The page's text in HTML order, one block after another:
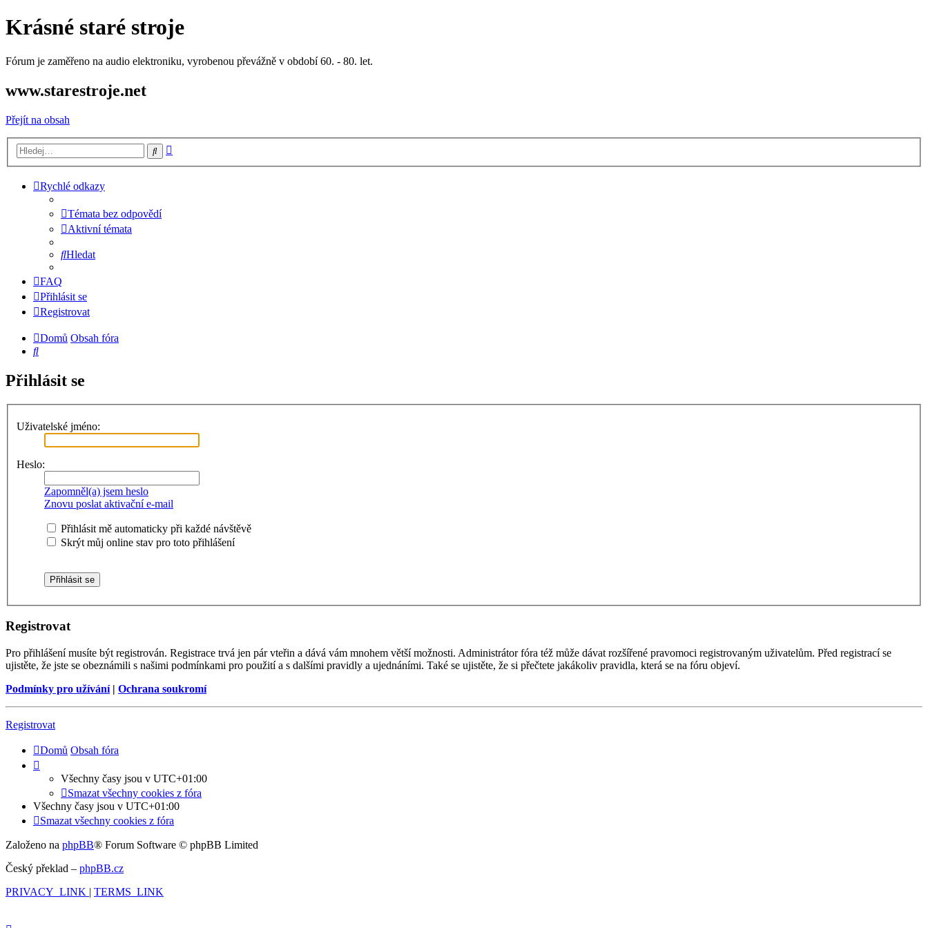
Krásné staré stroje
Fórum je zaměřeno na audio elektroniku, vyrobenou převážně v období 60. - 80. let.
www.starestroje.net
Přejít na obsah
Hledat
Rychlé odkazy
Témata bez odpovědí
Aktivní témata
Hledat
FAQ
Přihlásit se
Registrovat
Domů Obsah fóra
Hledat
Přihlásit se
Uživatelské jméno:
Heslo:
Zapomněl(a) jsem heslo
Znovu poslat aktivační e-mail
Přihlásit mě automaticky při každé návštěvě
Skrýt můj online stav pro toto přihlášení
Registrovat
Pro přihlášení musíte být registrován. Registrace trvá jen pár vteřin a dává vám mnohem větší možnosti. Administrátor fóra též může dávat rozšířené pravomoci registrovaným uživatelům. Před registrací se
ujistěte, že jste se obeznámili s našimi podmínkami pro použití a s dalšími pravidly a ujednáními. Také se ujistěte, že si přečtete jakákoliv pravidla, která se na fóru objeví.
Podmínky pro užívání| Ochrana soukromí
Registrovat
Domů Obsah fóra
Všechny časy jsou v UTC+01:00
Smazat všechny cookies z fóra
Všechny časy jsou v UTC+01:00
Smazat všechny cookies z fóra
Založeno na phpBB® Forum Software © phpBB Limited
Český překlad – phpBB.cz
PRIVACY_LINK | TERMS_LINK